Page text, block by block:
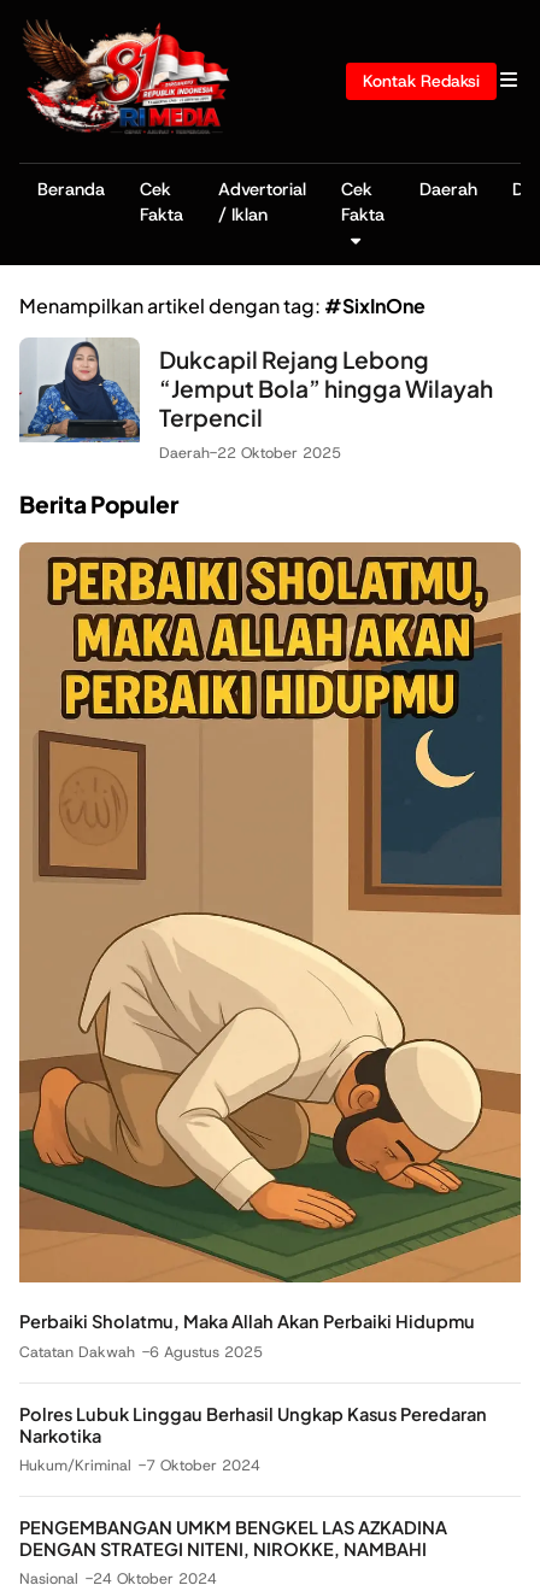
Kontak Redaksi
Beranda
Cek
Fakta
Advertorial
/ Iklan
Cek
Fakta
Daerah
Menampilkan artikel dengan tag: #SixInOne
Dukcapil Rejang Lebong
“Jemput Bola” hingga Wilayah
Terpencil
Daerah-22 Oktober 2025
Berita Populer
Perbaiki Sholatmu, Maka Allah Akan Perbaiki Hidupmu
Catatan Dakwah 6 Agustus 2025
Polres Lubuk Linggau Berhasil Ungkap Kasus Peredaran
Narkotika
Hukum/Kriminal 7 Oktober 2024
PENGEMBANGAN UMKM BENGKEL LAS AZKADINA
DENGAN STRATEGI NITENI, NIROKKE, NAMBAHI
Nasional 24 Oktober 2024